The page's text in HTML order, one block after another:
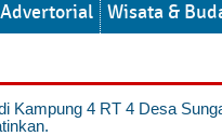
Advertorial Wisata &
Kampung 4 RT 4 Desa